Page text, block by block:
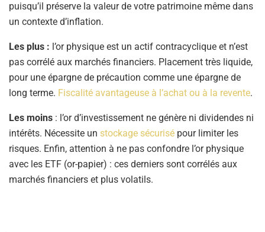
puisqu’il préserve la valeur de votre patrimoine même dans
un contexte d’inflation.
Les plus : l’or physique est un actif contracyclique et n’est
pas corrélé aux marchés financiers. Placement très liquide,
pour une épargne de précaution comme une épargne de
long terme. Fiscalité avantageuse à l’achat ou à la revente.
Les moins : l’or d’investissement ne génère ni dividendes ni
intérêts. Nécessite un stockage sécurisé pour limiter les
risques. Enfin, attention à ne pas confondre l’or physique
avec les ETF (or-papier) : ces derniers sont corrélés aux
marchés financiers et plus volatils.